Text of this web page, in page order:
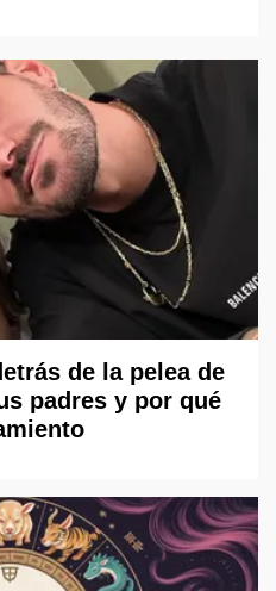
de la pelea de
padres y por qué